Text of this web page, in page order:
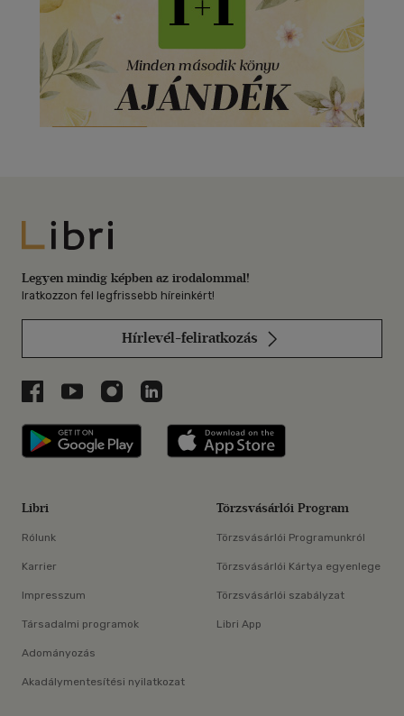
Libri
Legyen mindig képben az irodalommal!
Iratkozzon fel legfrissebb híreinkért!
Hírlevél-feliratkozás
Libri a Facebookon
Libri a Youtube-on
Libri az Instagramon
Libri a LinkedInen
Libri applikáció Szerezd meg: Google
Libri
Rólunk
Karrier
Impresszum
Társadalmi programok
Adományozás
Akadálymentesítési nyilatkozat
Törzsvásárlói Program
Törzsvásárlói Programunkról
Törzsvásárlói Kártya egyenlege
Törzsvásárlói szabályzat
Libri App